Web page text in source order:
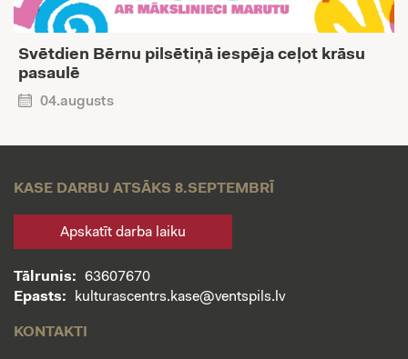
Svētdien Bērnu pilsētiņā iespēja ceļot krāsu
pasaulē
04.augusts
KASE DARBU ATSĀKS 8.SEPTEMBRĪ
Apskatīt darba laiku
Tālrunis:
63607670
Epasts:
kulturascentrs.kase@ventspils.lv
KONTAKTI